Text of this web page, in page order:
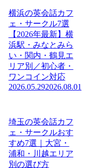
横浜の英会話カフ
ェ・サークル7選
【2026年最新】横
浜駅・みなとみら
い・関内・鶴見エ
リア別／初心者・
ワンコイン対応
2026.05.292026.08.01
埼玉の英会話カフ
ェ・サークルおす
すめ7選｜大宮・
浦和・川越エリア
別の選び方